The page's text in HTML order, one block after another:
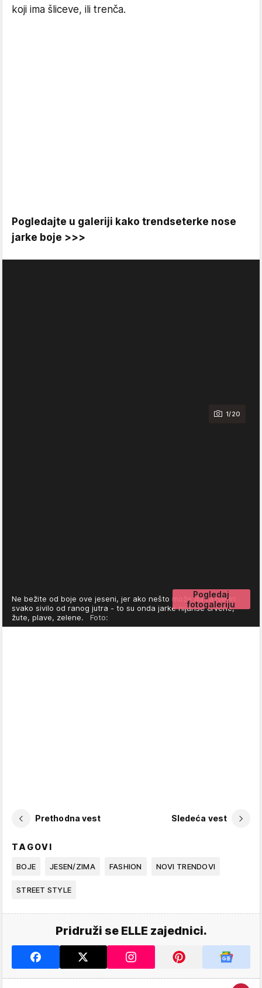
koji ima šliceve, ili trenča.
Pogledajte u galeriji kako trendseterke nose
jarke boje >>>
1/20
Pogledaj
fotogaleriju
Ne bežite od boje ove jeseni, jer ako nešto može da razvedri
svako sivilo od ranog jutra - to su onda jarke nijanse crvene,
žute, plave, zelene. Foto:
Prethodna vest Sledeća vest
TAGOVI
BOJE JESEN/ZIMA FASHION NOVI TRENDOVI
STREET STYLE
Pridruži se ELLE zajednici.